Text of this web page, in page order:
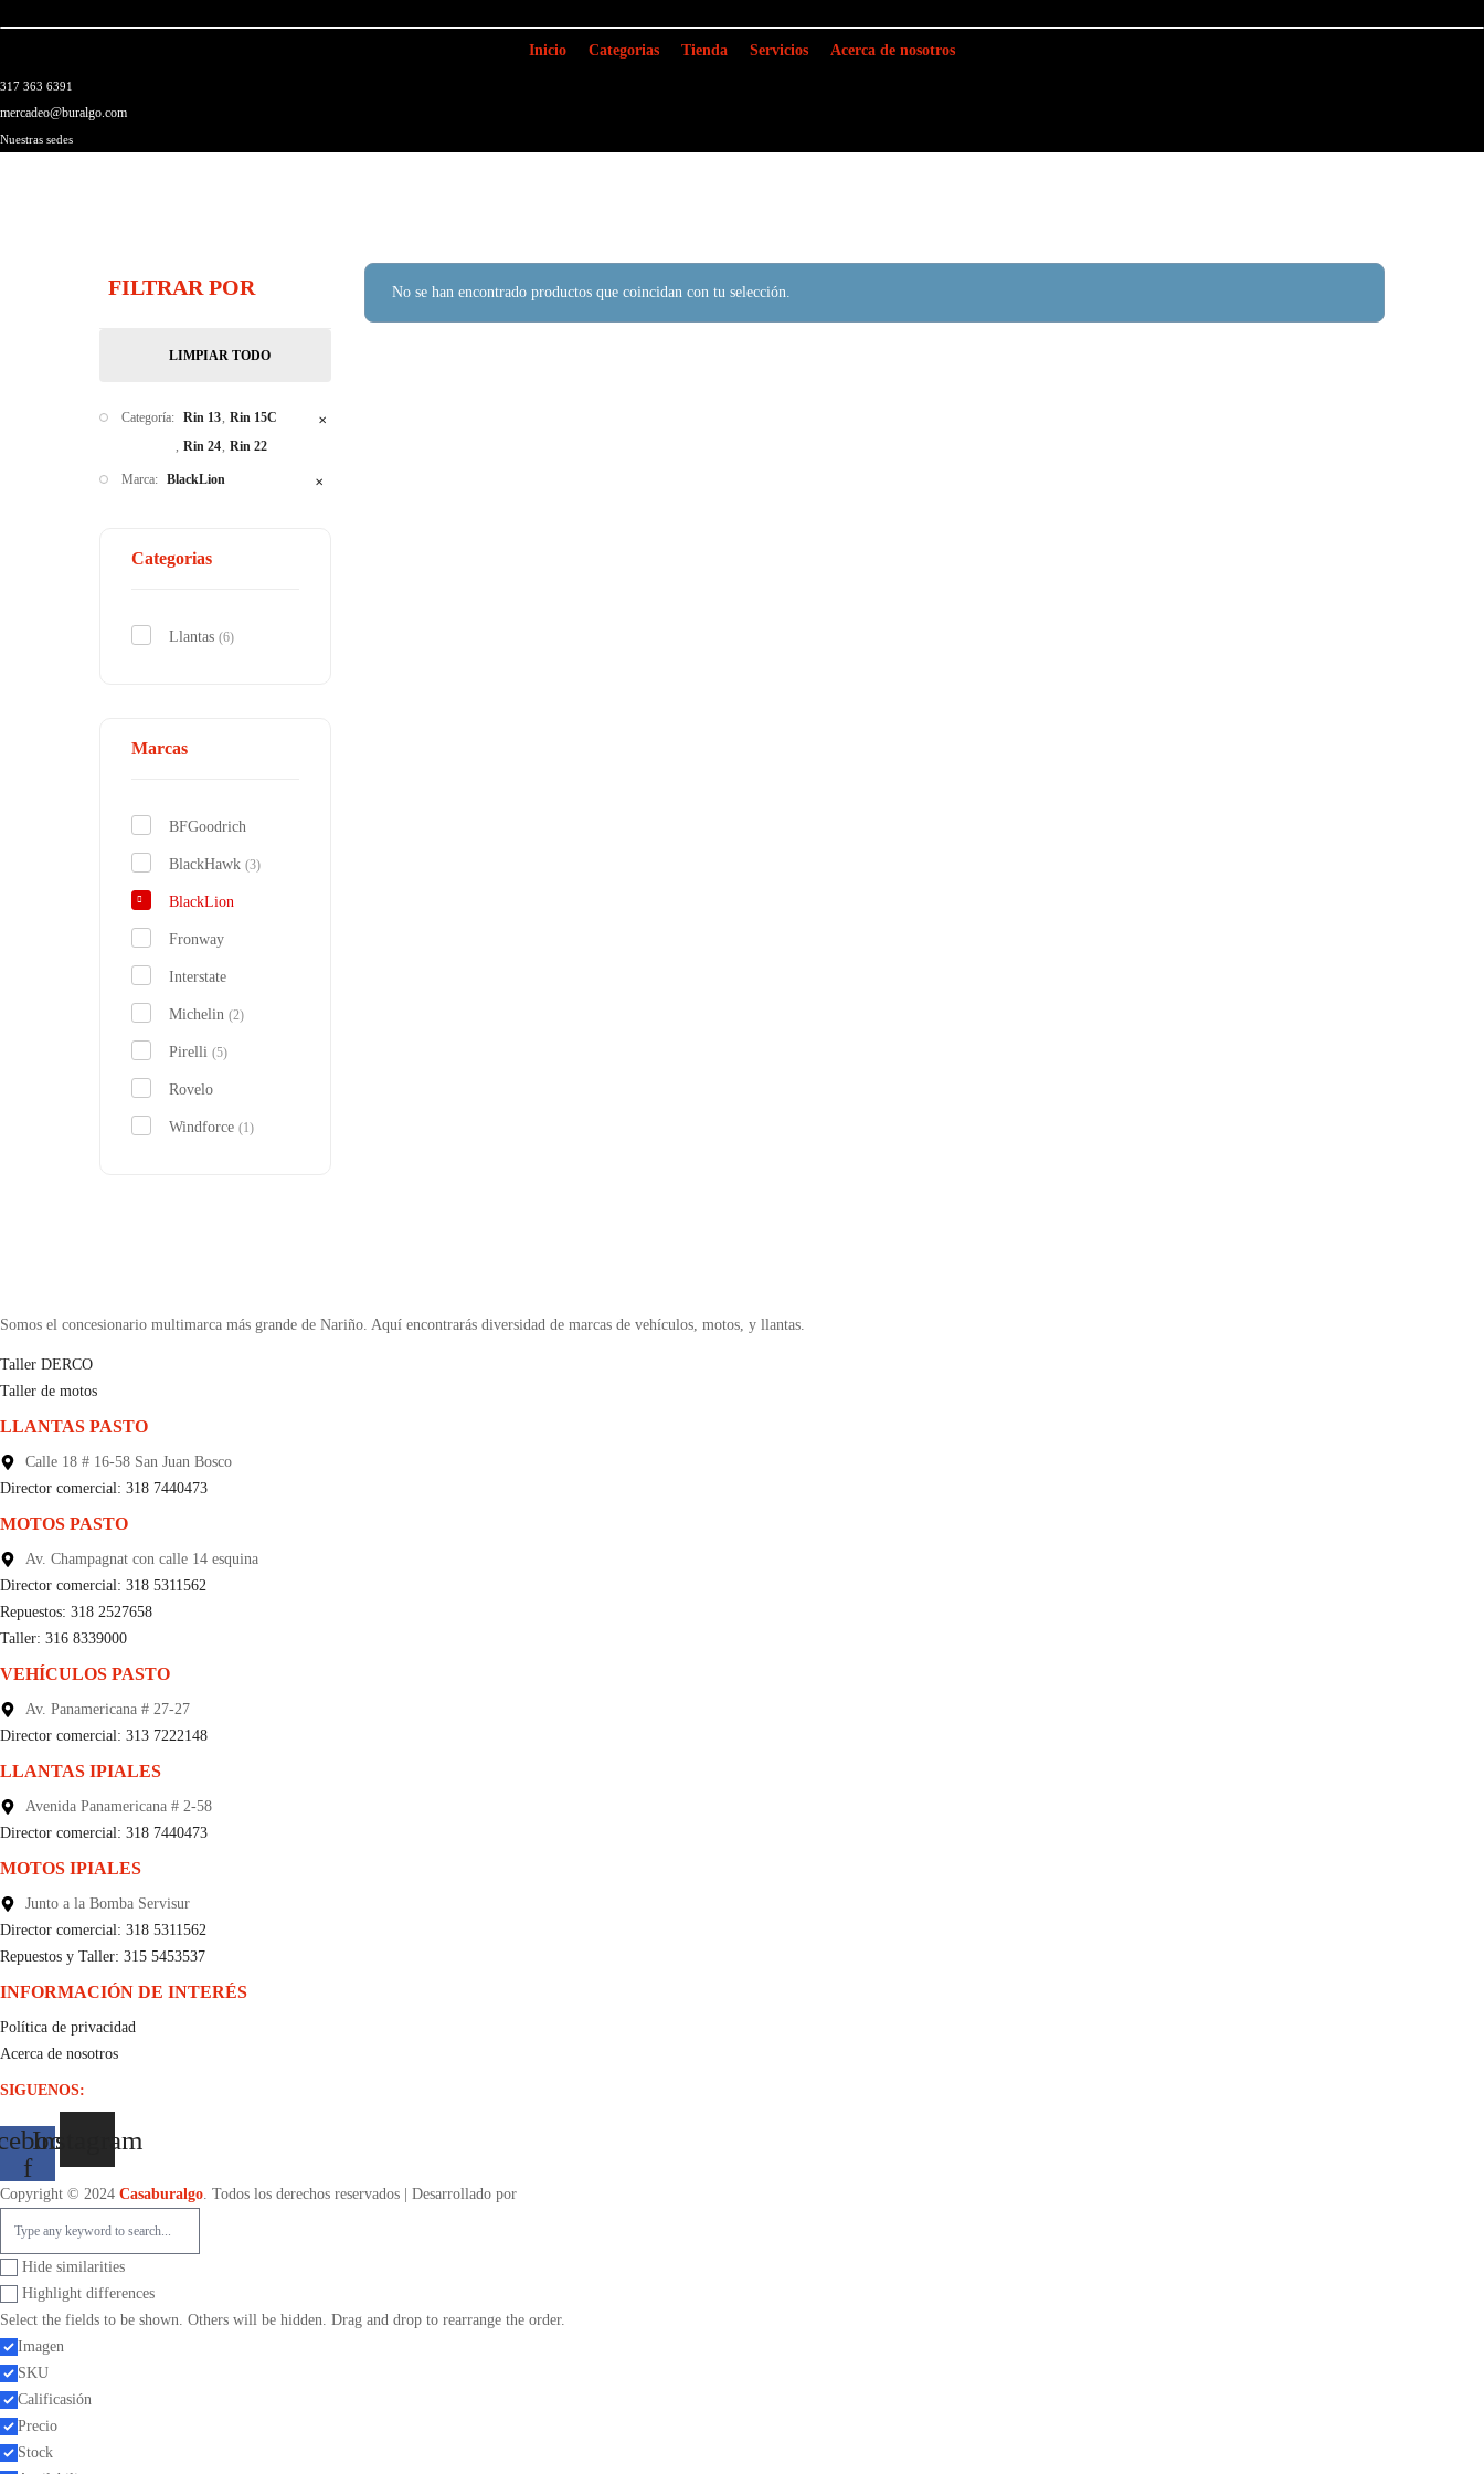
Inicio Categorias Tienda Servicios Acerca de nosotros
317 363 6391
mercadeo@buralgo.com
Nuestras sedes
FILTRAR POR
LIMPIAR TODO
Categoría: Rin 13 Rin 15C
Rin 24 Rin 22
✕
Marca: BlackLion ✕
Categorias
Llantas (6)
Marcas
BFGoodrich
BlackHawk (3)
BlackLion
Fronway
Interstate
Michelin (2)
Pirelli (5)
Rovelo
Windforce (1)
No se han encontrado productos que coincidan con tu selección.
Somos el concesionario multimarca más grande de Nariño. Aquí encontrarás diversidad de marcas de vehículos, motos, y llantas.
Taller DERCO
Taller de motos
LLANTAS PASTO
Calle 18 # 16-58 San Juan Bosco
Director comercial: 318 7440473
MOTOS PASTO
Av. Champagnat con calle 14 esquina
Director comercial: 318 5311562
Repuestos: 318 2527658
Taller: 316 8339000
VEHÍCULOS PASTO
Av. Panamericana # 27-27
Director comercial: 313 7222148
LLANTAS IPIALES
Avenida Panamericana # 2-58
Director comercial: 318 7440473
MOTOS IPIALES
Junto a la Bomba Servisur
Director comercial: 318 5311562
Repuestos y Taller: 315 5453537
INFORMACIÓN DE INTERÉS
Política de privacidad
Acerca de nosotros
SIGUENOS:
f
Instagram
Copyright © 2024 Casaburalgo . Todos los derechos reservados | Desarrollado por
Hide similarities
Highlight differences
Select the fields to be shown. Others will be hidden. Drag and drop to rearrange the order.
Imagen
SKU
Calificasión
Precio
Stock